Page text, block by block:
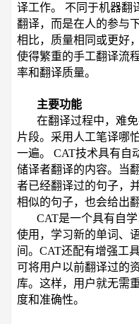
译工作。 不同于机器翻
翻译，而是在人的参与
相比，质量相同或更好
使得繁重的手工翻译流
率和翻译质量。
主要功能
在翻译过程中，难
片段。采用人工笔译哪
一遍。 CAT技术具有自
储译者翻译的内容。当
者已经翻译过的句子，
相似的句子，也会给出
CAT是一个具有自
使用，学习新的单词、
间。CAT还配有增强工具
可将用户以前翻译过的
库。这样，用户就无需
度和准确性。